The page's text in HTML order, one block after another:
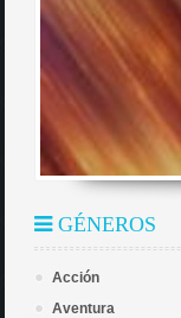
GÉNEROS
Acción
Aventura